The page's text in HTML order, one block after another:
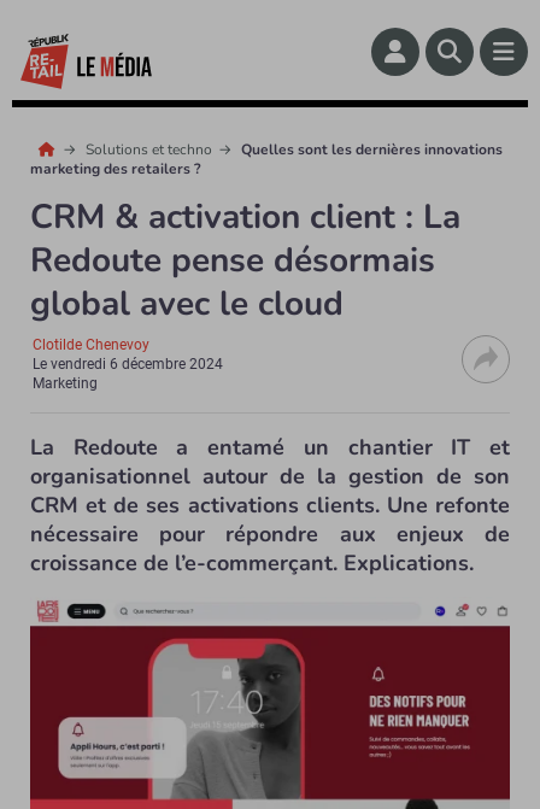
Solutions et techno
Quelles sont les dernières innovations
marketing des retailers ?
CRM & activation client : La
Redoute pense désormais
global avec le cloud
Clotilde Chenevoy
Levendredi 6 décembre 2024
Marketing
La Redoute a entamé un chantier IT et
organisationnel autour de la gestion de son
CRM et de ses activations clients. Une refonte
nécessaire pour répondre aux enjeux de
croissance de l’e-commerçant. Explications.